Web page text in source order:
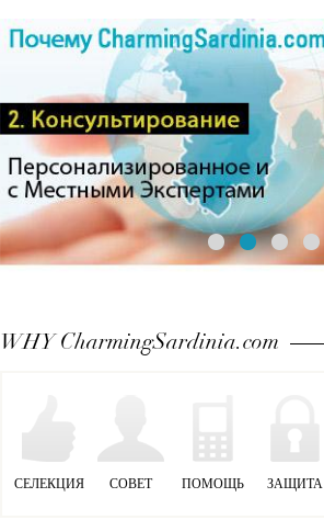
WHY CharmingSardinia.com
СЕЛЕКЦИЯ СОВЕТ ПОМОЩЬ ЗАЩИТА